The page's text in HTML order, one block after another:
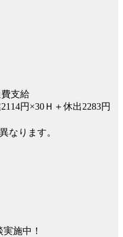
支給
円×30Ｈ＋休出2283円
なります。
施中！